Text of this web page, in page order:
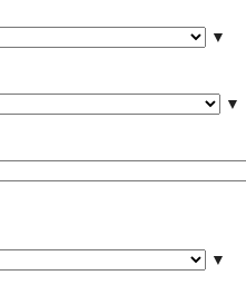
▼
▼
▼